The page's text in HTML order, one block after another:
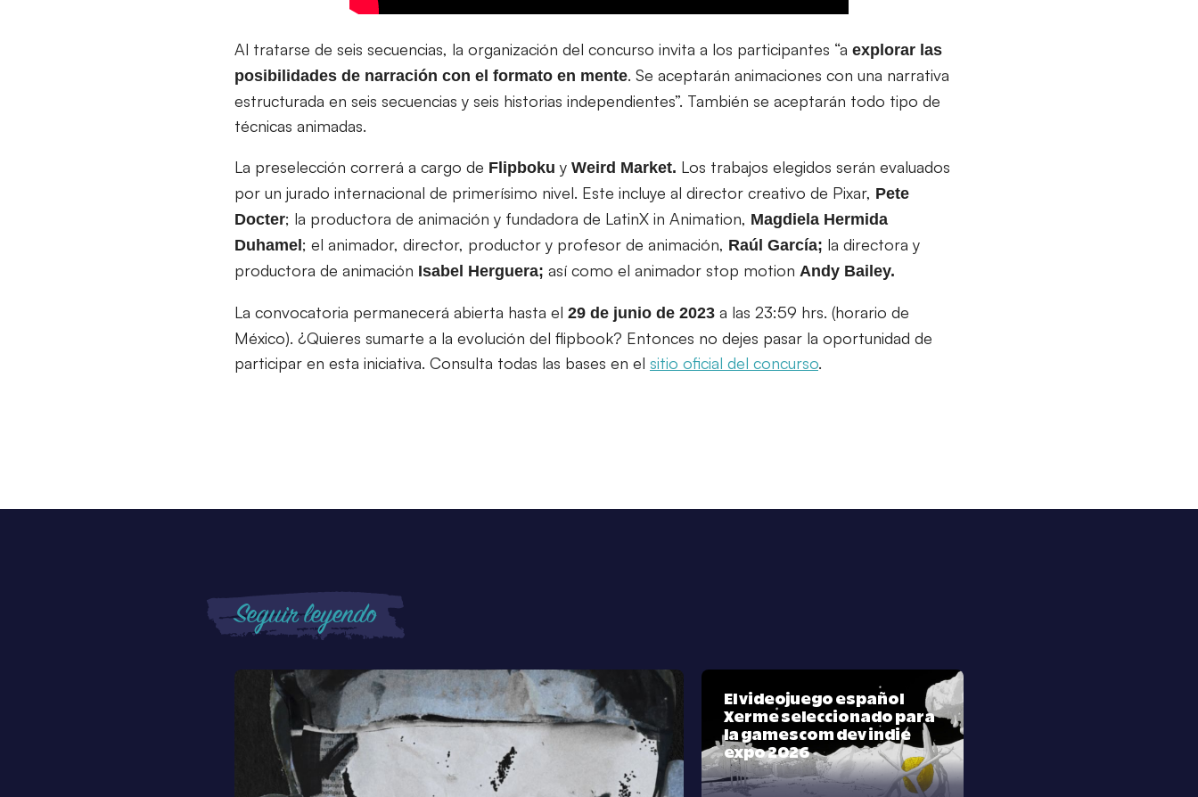
Al tratarse de seis secuencias, la organización del concurso invita a los participantes “a explorar las
posibilidades de narración con el formato en mente. Se aceptarán animaciones con una narrativa
estructurada en seis secuencias y seis historias independientes”. También se aceptarán todo tipo de
técnicas animadas.
La preselección correrá a cargo de Flipboku y Weird Market. Los trabajos elegidos serán evaluados
por un jurado internacional de primerísimo nivel. Este incluye al director creativo de Pixar, Pete
Docter; la productora de animación y fundadora de LatinX in Animation, Magdiela Hermida
Duhamel; el animador, director, productor y profesor de animación, Raúl García; la directora y
productora de animación Isabel Herguera; así como el animador stop motion Andy Bailey.
La convocatoria permanecerá abierta hasta el 29 de junio de 2023 a las 23:59 hrs. (horario de
México). ¿Quieres sumarte a la evolución del flipbook? Entonces no dejes pasar la oportunidad de
participar en esta iniciativa. Consulta todas las bases en el sitio oficial del concurso.
Seguir leyendo
El videojuego español
Xerme seleccionado para
la gamescom dev indie
expo 2026